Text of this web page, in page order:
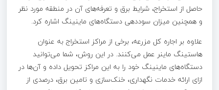
حاصل از استخراج، شرایط برق و تعرفه‌های آن در منطقه مورد نظر
و همچنین میزان سوددهی دستگاه‌های ماینینگ اشاره کرد.
علاوه بر اجاره کل مزرعه، برخی از مراکز استخراج به عنوان
هاستینگ ماینر عمل می‌کنند. در این روش، شما می‌توانید
دستگاه‌های ماینینگ خود را به این مراکز تحویل داده و آن‌ها در
ازای ارائه خدمات نگهداری، خنک‌سازی و تامین برق، درصدی از